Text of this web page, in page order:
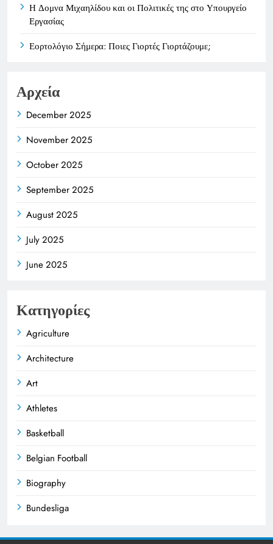
Η Δομνα Μιχαηλίδου και οι Πολιτικές της στο Υπουργείο
Εργασίας
Εορτολόγιο Σήμερα: Ποιες Γιορτές Γιορτάζουμε;
Αρχεία
December 2025
November 2025
October 2025
September 2025
August 2025
July 2025
June 2025
Κατηγορίες
Agriculture
Architecture
Art
Athletes
Basketball
Belgian Football
Biography
Bundesliga